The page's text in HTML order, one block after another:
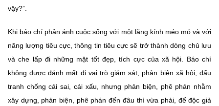
vậy?”.
Khi báo chí phản ánh cuộc sống với một lăng kính méo mó và với
năng lượng tiêu cực, thông tin tiêu cực sẽ trở thành dòng chủ lưu
và che lấp đi những mặt tốt đẹp, tích cực của xã hội. Báo chí
không được đánh mất đi vai trò giám sát, phản biện xã hội, đấu
tranh chống cái sai, cái xấu, nhưng phản biện, phê phán nhằm
xây dựng, phản biện, phê phán đến đâu thì vừa phải, để độc giả